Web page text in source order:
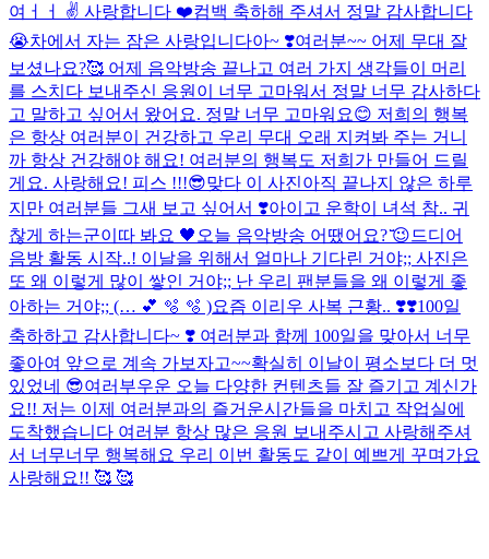
여ㅓㅓ ✌️ 사랑합니다 ❤️컴백 축하해 주셔서 정말 감사합니다
😭차에서 자는 잠은 사랑입니다아~ ❣️여러분~~ 어제 무대 잘
보셨나요?🥰 어제 음악방송 끝나고 여러 가지 생각들이 머리
를 스치다 보내주신 응원이 너무 고마워서 정말 너무 감사하다
고 말하고 싶어서 왔어요. 정말 너무 고마워요😊 저희의 행복
은 항상 여러분이 건강하고 우리 무대 오래 지켜봐 주는 거니
까 항상 건강해야 해요! 여러분의 행복도 저희가 만들어 드릴
게요. 사랑해요! 피스 !!!😎맞다 이 사진아직 끝나지 않은 하루
지만 여러분들 그새 보고 싶어서 ❣️아이고 운학이 녀석 참.. 귀
찮게 하는군이따 봐요 🖤 오늘 음악방송 어땠어요? ̆̈😉드디어
음방 활동 시작..! 이날을 위해서 얼마나 기다린 거야;; 사진은
또 왜 이렇게 많이 쌓인 거야;; 난 우리 팬분들을 왜 이렇게 좋
아하는 거야;; (… 💕 🫧 🫧 )요즘 이리우 사복 근황.. ❣️❣️100일
축하하고 감사합니다~ ❣️ 여러분과 함께 100일을 맞아서 너무
좋아여 앞으로 계속 가보자고~~확실히 이날이 평소보다 더 멋
있었네 😎여러부우운 오늘 다양한 컨텐츠들 잘 즐기고 계신가
요!! 저는 이제 여러분과의 즐거운시간들을 마치고 작업실에
도착했습니다 여러분 항상 많은 응원 보내주시고 사랑해주셔
서 너무너무 행복해요 우리 이번 활동도 같이 예쁘게 꾸며가요
사랑해요!! 🥰 🥰